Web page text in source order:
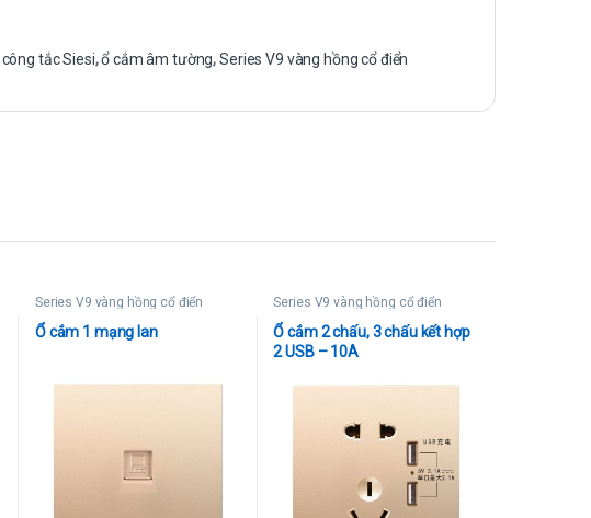
công tắc Siesi,ổ cắm âm tường,Series V9 vàng hồng cổ điển
Series V9 vàng hồng cổ điển
Ổ cắm 1 mạng lan
Series V9 vàng hồng cổ điển
Ổ cắm 2 chấu, 3 chấu kết hợp
2 USB – 10A